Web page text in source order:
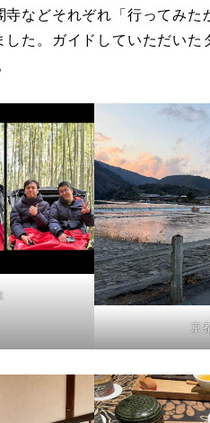
などそれぞれ「行ってみ
た。ガイドしていただい
京